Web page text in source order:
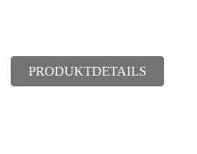
PRODUKTDETAILS